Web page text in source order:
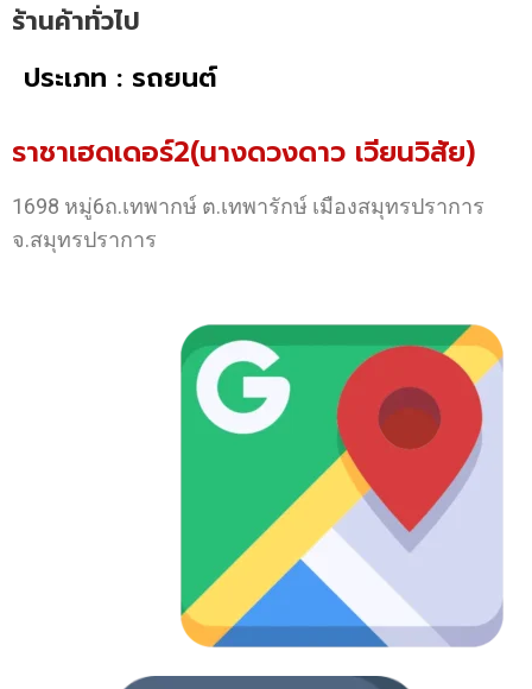
ร้านค้าทั่วไป
ประเภท : รถยนต์
ราชาเฮดเดอร์2(นางดวงดาว เวียนวิสัย)
1698 หมู่6ถ.เทพากษ์ ต.เทพารักษ์ เมืองสมุทรปราการ
จ.สมุทรปราการ